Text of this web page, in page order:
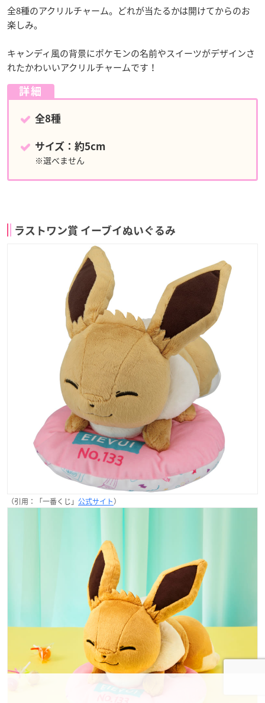
全8種のアクリルチャーム。どれが当たるかは開けてからのお
楽しみ。
キャンディ風の背景にポケモンの名前やスイーツがデザインさ
れたかわいいアクリルチャームです！
詳細
全8種
サイズ：約5cm
※選べません
ラストワン賞 イーブイぬいぐるみ
（引用：「一番くじ」 公式サイト）